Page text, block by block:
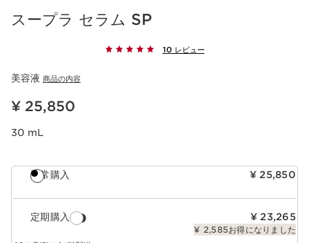
スープラ セラム SP
10 レビュー
美容液 商品の内容
現在表示中の製品の価格 ¥ 25,850
¥ 25,850
30 mL
通常購入 ¥ 25,850
定期購入 ¥ 23,265
¥ 2,585お得になりました